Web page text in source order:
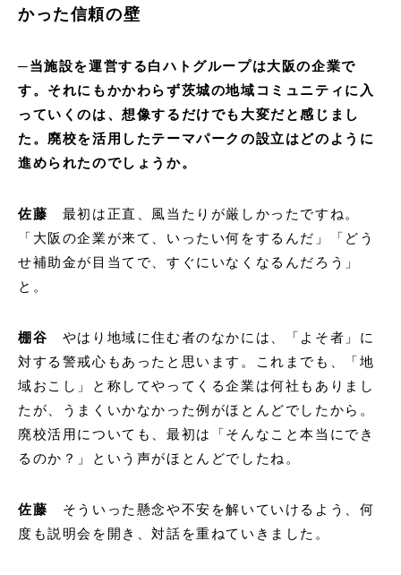
かった信頼の壁
─当施設を運営する白ハトグループは大阪の企業で
す。それにもかかわらず茨城の地域コミュニティに入
っていくのは、想像するだけでも大変だと感じまし
た。廃校を活用したテーマパークの設立はどのように
進められたのでしょうか。
佐藤
最初は正直、風当たりが厳しかったですね。
「大阪の企業が来て、いったい何をするんだ」「どう
せ補助金が目当てで、すぐにいなくなるんだろう」
と。
棚谷
やはり地域に住む者のなかには、「よそ者」に
対する警戒心もあったと思います。これまでも、「地
域おこし」と称してやってくる企業は何社もありまし
たが、うまくいかなかった例がほとんどでしたから。
廃校活用についても、最初は「そんなこと本当にでき
るのか？」という声がほとんどでしたね。
佐藤
そういった懸念や不安を解いていけるよう、何
度も説明会を開き、対話を重ねていきました。